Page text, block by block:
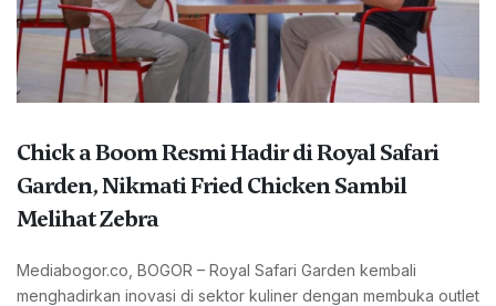
Chick a Boom Resmi Hadir di Royal Safari
Garden, Nikmati Fried Chicken Sambil
Melihat Zebra
Mediabogor.co, BOGOR – Royal Safari Garden kembali
menghadirkan inovasi di sektor kuliner dengan membuka outlet